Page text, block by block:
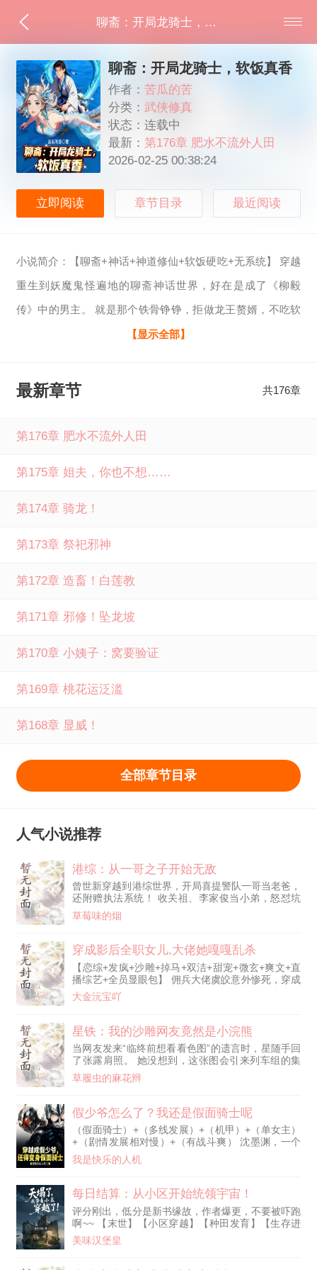
聊斋：开局龙骑士，软饭真香
聊斋：开局龙骑士，软饭真香
作者：苦瓜的苦
分类：武侠修真
状态：连载中
最新： 第176章 肥水不流外人田
2026-02-25 00:38:24
立即阅读 章节目录 最近阅读
小说简介：【聊斋+神话+神道修仙+软饭硬吃+无系统】 穿越
重生到妖魔鬼怪遍地的聊斋神话世界，好在是成了《柳毅
传》中的男主。 就是那个铁骨铮铮，拒做龙王赘婿，不吃软
饭，最后还是接盘了洞庭龙女，借此获得了长生的柳毅。 这
上龙女的软饭，走上长生之路。 ………… “夫君，你要神职
和长生了！” “夫君，我职责繁忙照顾不周，便收了些侍女，
着，不够我再找。” “夫君，我将龙宫的宝物都搬过来了，你
看哪些用得上，如此咱便能快速修行了！” “夫君，父王老
吧？” 被投喂得躺着就变强的柳毅，只想说一句，龙女这软
饭，真香！聊斋：开局龙骑士，软饭真香全文免费阅读由笔
的苦最新章节，请分享给您的好友一起来笔下文学免费阅
读。
【显示全部】
最新章节 共176章
第176章 肥水不流外人田
第175章 姐夫，你也不想……
第174章 骑龙！
第173章 祭祀邪神
第172章 造畜！白莲教
第171章 邪修！坠龙坡
第170章 小姨子：窝要验证
第169章 桃花运泛滥
第168章 显威！
全部章节目录
人气小说推荐
港综：从一哥之子开始无敌
曾世新穿越到港综世界，开局喜提警队一哥当老爸，
还附赠执法系统！ 收关祖、李家俊当小弟，怒怼坑
卧底的黄志诚，PTU 上任就用点三八硬刚 AK，一战
封神。 黑白两道通吃，金融股市乱杀，三大贼王一
在港岛横着走，无敌就是这么简单！
草莓味的烟
穿成影后全职女儿,大佬她嘎嘎乱杀
【恋综+发疯+沙雕+掉马+双洁+甜宠+微玄+爽文+直
播综艺+全员显眼包】 佣兵大佬虞皎意外惨死，穿成
爽文炮灰影后的恋爱脑女儿，为男主逃婚发疯当替
身，一碗白粥喝出牛马滋味。 一朝剧情解锁，虞皎
喜当妈，奖金百万八，这泼天的富贵儿，她接住了！
只是反派老公他不是“单身”，十七岁大娃叛逆到跟狗
打架，四岁龙凤二娃三娃作精到找猫碰瓷。反派老公
手捏佛珠，嘴毒心狠，一
大金沅宝吖
星铁：我的沙雕网友竟然是小浣熊
当网友发来“临终前想看看色图”的遗言时，星随手回
了张露肩照。 她没想到，这张图会引来列车组的集
体围观。 而星穹列车上，开拓者不得不在众人那“你
网恋对象又来求救了吗”的目光中，一边维护自己的
伦实验室？……你先把对着西琳偷拍的摄像头放
下！” “太卜大人的弑师宿命？别急，你先将她追到手
再说。”青雀如是说道。 “什么？圣城奥赫玛！？你看
到你身后那只智械了吗？
草履虫的麻花辫
假少爷怎么了？我还是假面骑士呢
（假面骑士）+（多线发展）+（机甲）+（单女主）
+（剧情发展相对慢）+（有战斗爽） 沈墨渊，一个
只想当咸鱼的美少年，一觉醒来发现自己失去了所有
记忆，不过好在还有一个听话的“小弟”，不过后面小
以为拿的是《豪门宫斗剧》的狗血剧本，每天给总裁
大姐干苦力，给顶流二姐写歌，给神医三姐试药，小
日子美滋滋。 直到某天，城市中央裂开里世界大
门，怪物降临。全世界靠异能机甲打怪，而沈墨渊看
着腰间的迷失驱动器和26支T2记忆体陷入沉思——
我是快乐的人机
每日结算：从小区开始统领宇宙！
评分刚出，低分是新书缘故，作者爆更，不要被吓跑
啊~~ 【末世】【小区穿越】【种田发育】【生存进
化】【每日结算】 一觉睡醒，疯了！ 小区强制穿越
极端环境，每家一个建设面板，每天一个生存评分。
美味汉堡皇